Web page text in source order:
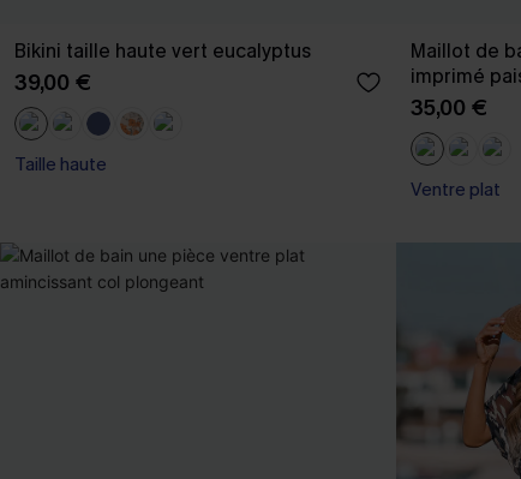
Bikini taille haute vert eucalyptus
39,00 €
Taille haute
Maillot de
imprimé
35,00 €
Ventre plat